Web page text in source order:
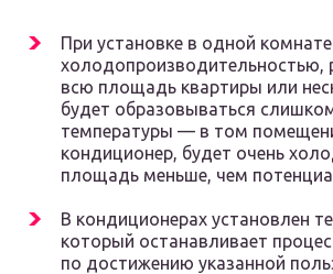
При установке в одной
холодопроизводительностью,
всю площадь квартиры или
будет образовываться
температуры — в том
кондиционер, будет очень
площадь меньше, чем
В кондиционерах установлен
который останавливает
по достижению указанной